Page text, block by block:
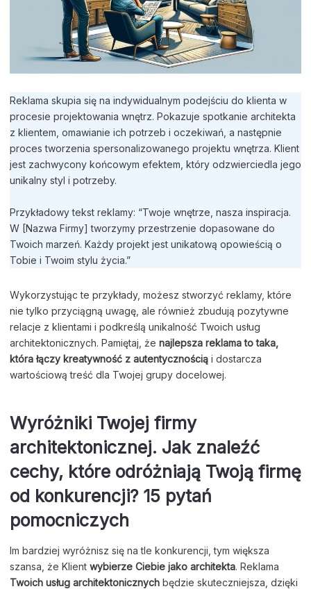
Reklama skupia się na indywidualnym podejściu do klienta w
procesie projektowania wnętrz. Pokazuje spotkanie architekta
z klientem, omawianie ich potrzeb i oczekiwań, a następnie
proces tworzenia spersonalizowanego projektu wnętrza. Klient
jest zachwycony końcowym efektem, który odzwierciedla jego
unikalny styl i potrzeby.
Przykładowy tekst reklamy: “Twoje wnętrze, nasza inspiracja.
W [Nazwa Firmy] tworzymy przestrzenie dopasowane do
Twoich marzeń. Każdy projekt jest unikatową opowieścią o
Tobie i Twoim stylu życia.”
Wykorzystując te przykłady, możesz stworzyć reklamy, które
nie tylko przyciągną uwagę, ale również zbudują pozytywne
relacje z klientami i podkreślą unikalność Twoich usług
architektonicznych. Pamiętaj, że najlepsza reklama to taka,
która łączy kreatywność z autentycznością i dostarcza
wartościową treść dla Twojej grupy docelowej.
Wyróżniki Twojej firmy
architektonicznej. Jak znaleźć
cechy, które odróżniają Twoją firmę
od konkurencji? 15 pytań
pomocniczych
Im bardziej wyróżnisz się na tle konkurencji, tym większa
szansa, że Klient wybierze Ciebie jako architekta. Reklama
Twoich usług architektonicznych będzie skuteczniejsza, dzięki